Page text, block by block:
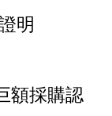
明
額採購認